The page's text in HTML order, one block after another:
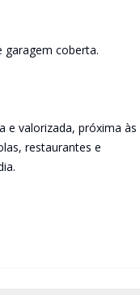
garagem coberta.
e valorizada, próxima às
restaurantes e